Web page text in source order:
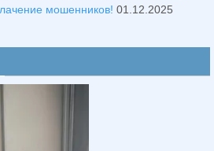
мошенников! 01.12.2025